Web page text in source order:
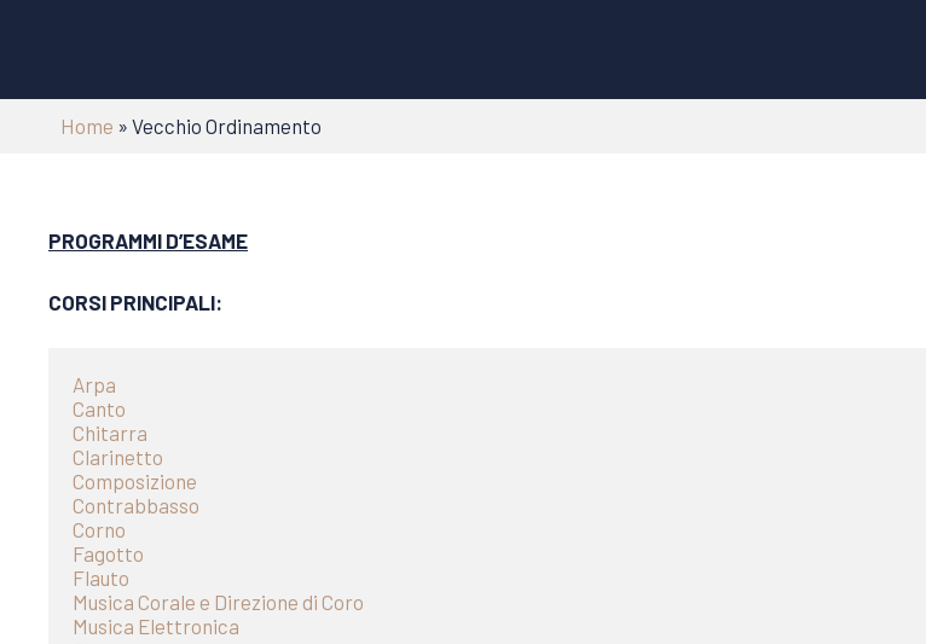
Home » Vecchio Ordinamento
PROGRAMMI D’ESAME
CORSI PRINCIPALI:
Arpa
Canto
Chitarra
Clarinetto
Composizione
Contrabbasso
Corno
Fagotto
Flauto
Musica Corale e Direzione di Coro
Musica Elettronica